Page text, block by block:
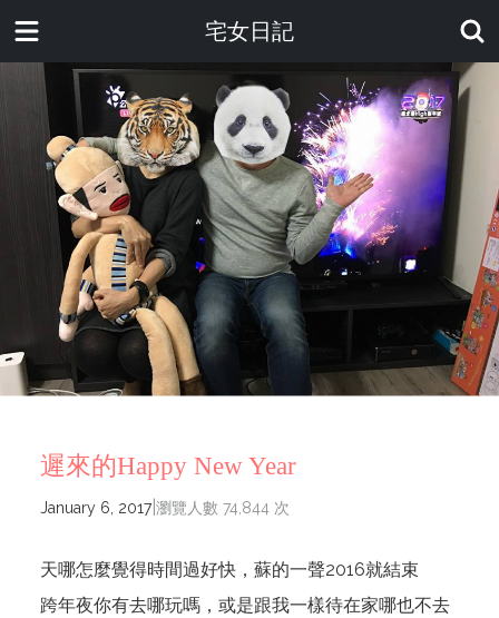
宅女日記
遲來的Happy New Year
January 6, 2017|瀏覽人數 74,844 次
天哪怎麼覺得時間過好快，蘇的一聲2016就結束
跨年夜你有去哪玩嗎，或是跟我一樣待在家哪也不去